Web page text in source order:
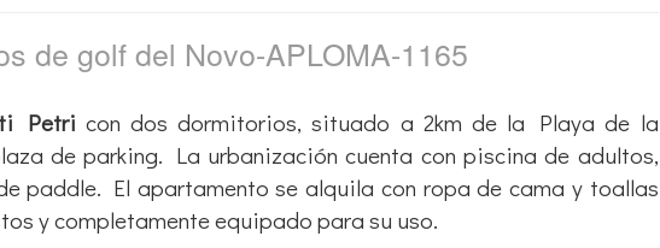
de golf del Novo-APLOMA-1165
Petri con dos dormitorios, situado a 2km de la Playa de la
de parking. La urbanización cuenta con piscina de adultos,
paddle. El apartamento se alquila con ropa de cama y toallas
y completamente equipado para su uso.